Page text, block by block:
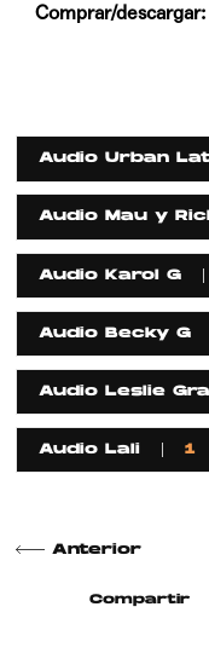
Comprar/descargar:
Audio Urban
Audio Mau y
Audio Karol G
Audio Becky G
Audio Leslie
Audio Lali 1
Anterior
Compartir